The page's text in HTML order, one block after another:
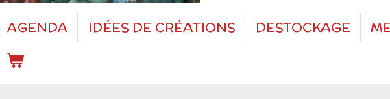
AGENDA IDÉES DE CRÉATIONS DESTOCKAGE